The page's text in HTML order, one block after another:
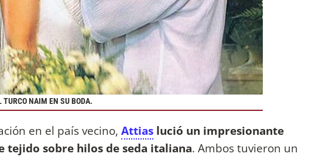
NAIM EN SU BODA.
en el país vecino, Attias lució un impresionante
tejido sobre hilos de seda italiana. Ambos tuvieron un